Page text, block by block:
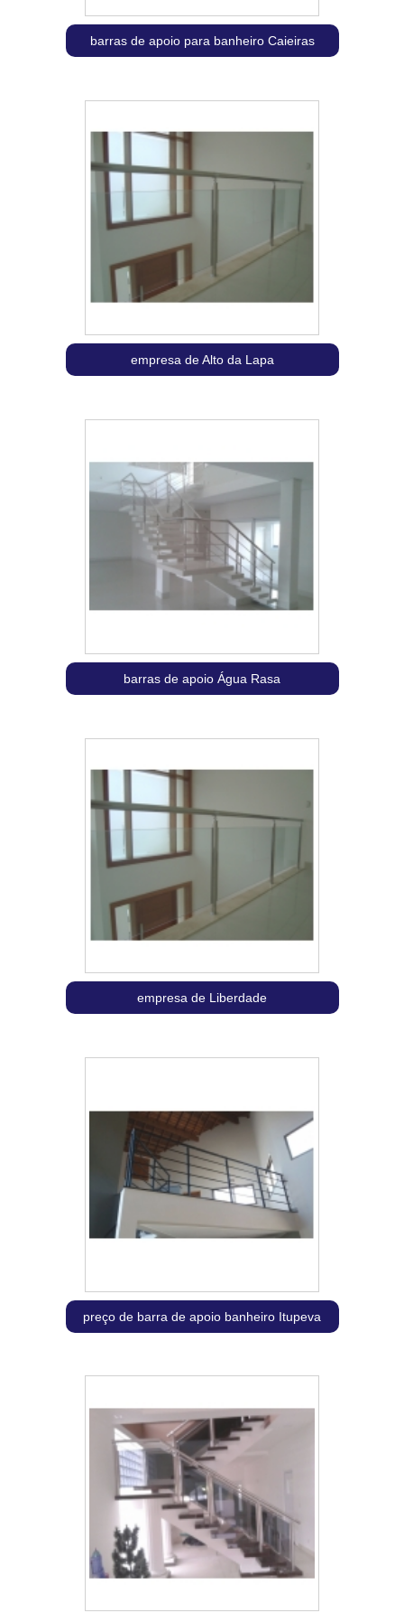
barras de apoio para banheiro Caieiras
empresa de Alto da Lapa
barras de apoio Água Rasa
empresa de Liberdade
preço de barra de apoio banheiro Itupeva